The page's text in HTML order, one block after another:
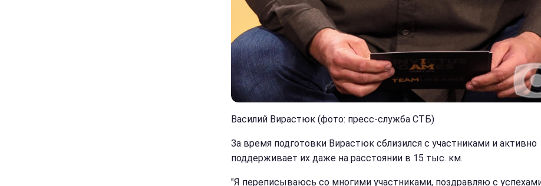
Василий Вирастюк (фото: пресс-служба СТБ)
За время подготовки Вирастюк сблизился с участниками и активно
поддерживает их даже на расстоянии в 15 тыс. км.
"Я переписываюсь со многими участниками, поздравляю с